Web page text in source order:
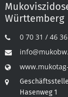
Württemberg
0 70 31 / 46
Geschäftsstelle
Hasenweg 1